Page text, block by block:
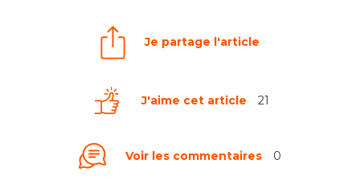
Je partage l'article
J'aime cet article 21
Voir les commentaires 0